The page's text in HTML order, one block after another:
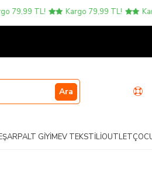
TL! Kargo 79,99 TL! Kargo
Ara
ALT GIYIMEV TEKSTILIOUTLET